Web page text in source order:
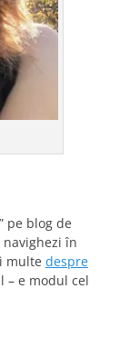
pe blog de
navighezi în
multe despre
– e modul cel